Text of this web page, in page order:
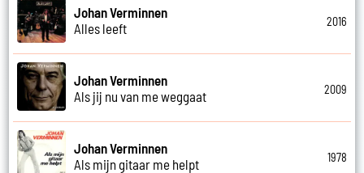
Johan Verminnen
Alles leeft
2016
Johan Verminnen
Als jij nu van me weggaat
2009
Johan Verminnen
Als mijn gitaar me helpt
1978